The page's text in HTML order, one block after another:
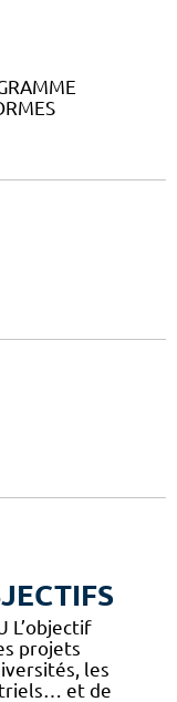
L’objectif
projets
les
et de